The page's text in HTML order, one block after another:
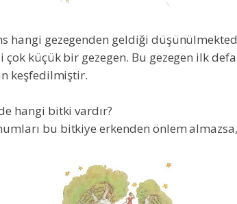
hangi gezegenden geldiği
çok küçük bir gezegen. Bu gezegen ilk
keşfedilmiştir.
hangi bitki vardır?
bu bitkiye erkenden önlem